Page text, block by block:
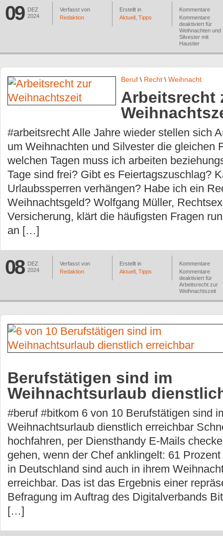
09
DEZ
2024
Verfasst von
Redaktion
Erstellt in
Aktuell Tipps
Kommentare
Kommentare
deaktiviert für
Weihnachten und
Silvester mit
Haustier
Beruf \ Recht \ Weihnacht
Arbeitsrecht
#arbeitsrecht Alle Jahre wieder stellen sich
um Weihnachten und Silvester die gleichen
welchen Tagen muss ich arbeiten
Tage sind frei? Gibt es Feiertagszuschlag?
Urlaubssperren verhängen? Habe ich ein
Weihnachtsgeld? Wolfgang Müller,
Versicherung, klärt die häufigsten Fragen
an […]
08
DEZ
2024
Verfasst von
Redaktion
Erstellt in
Aktuell Tipps
Kommentare
Kommentare
deaktiviert für
Arbeitsrecht zur
Weihnachtszeit
Berufstätigen sind im
Weihnachtsurlaub
#beruf #bitkom 6 von 10 Berufstätigen sind
Weihnachtsurlaub dienstlich erreichbar
hochfahren, per Diensthandy E-Mails
gehen, wenn der Chef anklingelt: 61
in Deutschland sind auch in ihrem
erreichbar. Das ist das Ergebnis einer
Befragung im Auftrag des Digitalverbands
[…]